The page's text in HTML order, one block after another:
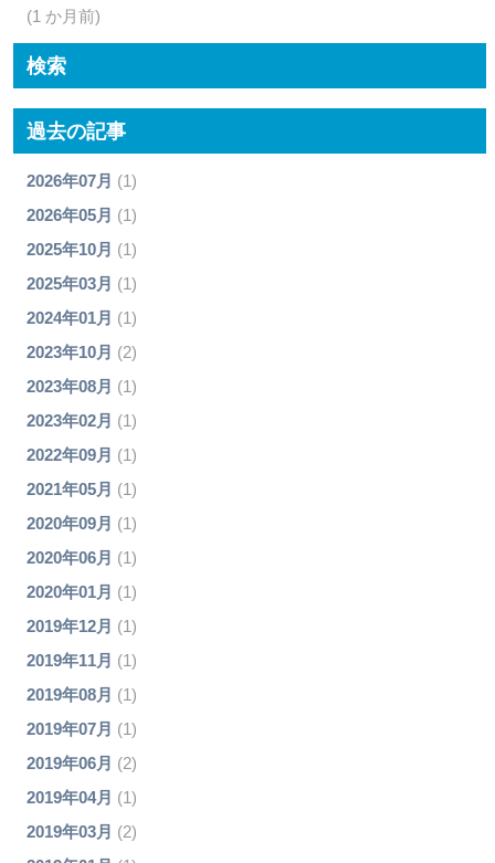
(1 か月前)
検索
過去の記事
2026年07月 (1)
2026年05月 (1)
2025年10月 (1)
2025年03月 (1)
2024年01月 (1)
2023年10月 (2)
2023年08月 (1)
2023年02月 (1)
2022年09月 (1)
2021年05月 (1)
2020年09月 (1)
2020年06月 (1)
2020年01月 (1)
2019年12月 (1)
2019年11月 (1)
2019年08月 (1)
2019年07月 (1)
2019年06月 (2)
2019年04月 (1)
2019年03月 (2)